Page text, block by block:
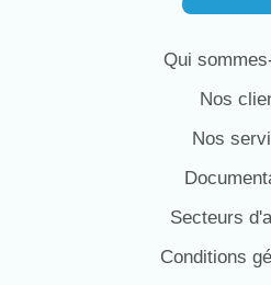
Qui
Nos
Nos
Secteurs
Conditions